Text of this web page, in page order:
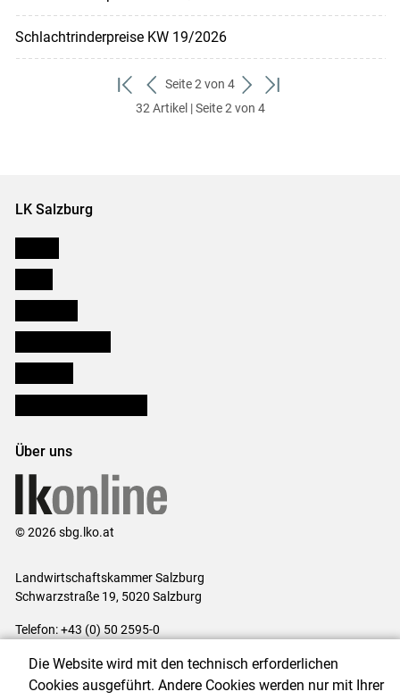
Schlachtrinderpreise KW 19/2026
zum
ersten
zurück
zum
Seite 2 von 4
weiter
zum
zum
32 Artikel | Seite 2 von 4
LK Salzburg
Über uns
© 2026 sbg.lko.at
Landwirtschaftskammer Salzburg
Schwarzstraße 19, 5020 Salzburg
Telefon: +43 (0) 50 2595-0
Impressum|Kontakt|Datenschutzerklärung|Barrierefreiheit|
Die Website wird mit den technisch erforderlichen
Cookies ausgeführt. Andere Cookies werden nur mit Ihrer